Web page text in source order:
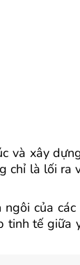
và xây
chỉ là lối
của
tinh tế giữa